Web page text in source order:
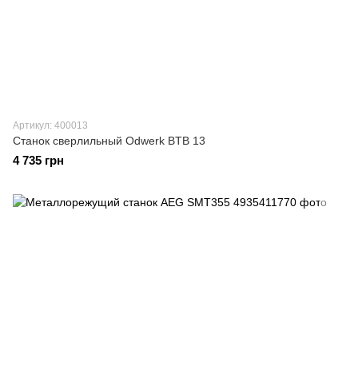
Артикул: 400013
Станок сверлильный Odwerk BTB 13
4 735 грн